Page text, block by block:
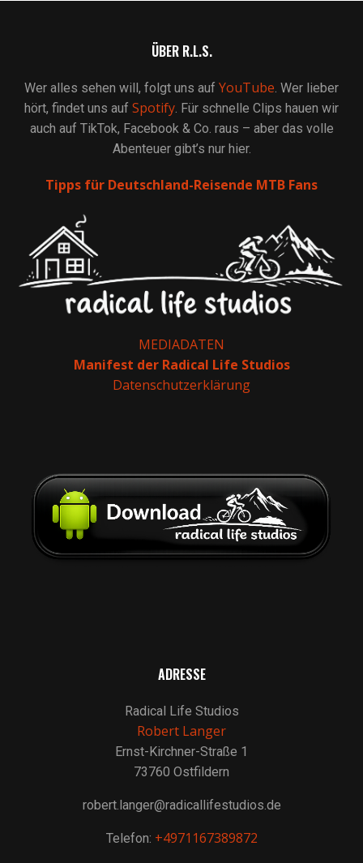
ÜBER R.L.S.
Wer alles sehen will, folgt uns auf YouTube. Wer lieber
hört, findet uns auf Spotify. Für schnelle Clips hauen wir
auch auf TikTok, Facebook & Co. raus – aber das volle
Abenteuer gibt’s nur hier.
Tipps für Deutschland-Reisende MTB Fans
MEDIADATEN
Manifest der Radical Life Studios
Datenschutzerklärung
ADRESSE
Radical Life Studios
Robert Langer
Ernst-Kirchner-Straße 1
73760 Ostfildern
robert.langer@radicallifestudios.de
Telefon: +4971167389872